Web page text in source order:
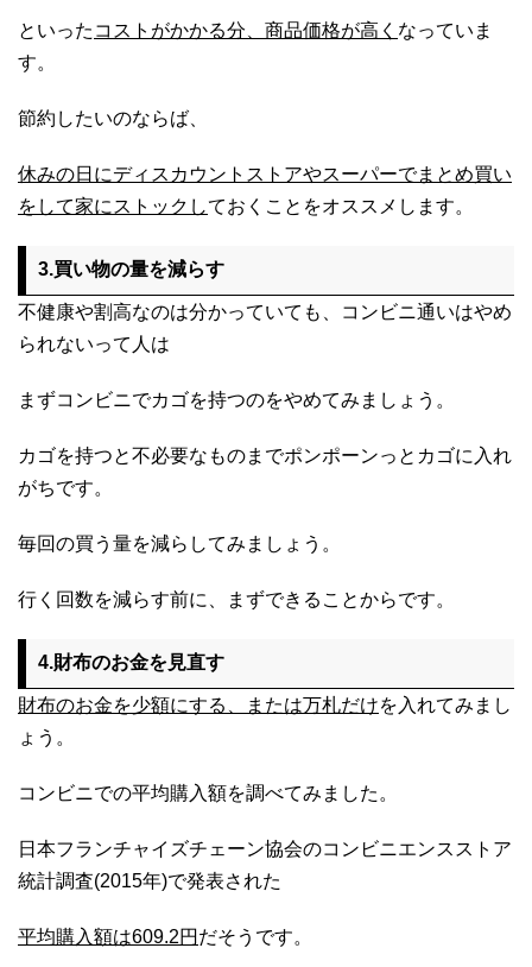
といった コストがかかる分、商品価格が高く なっていま
す。
節約したいのならば、
休みの日にディスカウントストアやスーパーでまとめ買い
をして家にストックしておくことをオススメします。
3.買い物の量を減らす
不健康や割高なのは分かっていても、コンビニ通いはやめ
られないって人は
まずコンビニでカゴを持つのをやめてみましょう。
カゴを持つと不必要なものまでポンポーンっとカゴに入れ
がちです。
毎回の買う量を減らしてみましょう。
行く回数を減らす前に、まずできることからです。
4.財布のお金を見直す
財布のお金を少額にする、または万札だけを入れてみまし
ょう。
コンビニでの平均購入額を調べてみました。
日本フランチャイズチェーン協会のコンビニエンスストア
統計調査(2015年)で発表された
平均購入額は609.2円 だそうです。